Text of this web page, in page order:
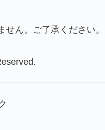
ん。ご了承ください。